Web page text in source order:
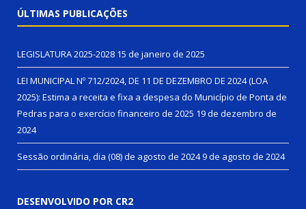
ÚLTIMAS PUBLICAÇÕES
LEGISLATURA 2025-2028 15 de janeiro de 2025
LEI MUNICIPAL Nº 712/2024, DE 11 DE DEZEMBRO DE 2024 (LOA
2025): Estima a receita e fixa a despesa do Município de Ponta de
Pedras para o exercício financeiro de 2025 19 de dezembro de
2024
Sessão ordinária, dia (08) de agosto de 20249 de agosto de 2024
DESENVOLVIDO POR CR2